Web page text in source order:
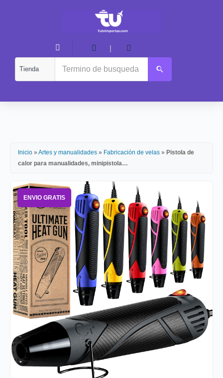
|
Inicio » Artes y manualidades » Fabricación de velas » Pistola de
calor para manualidades, minipistola…
ENVIO GRATIS